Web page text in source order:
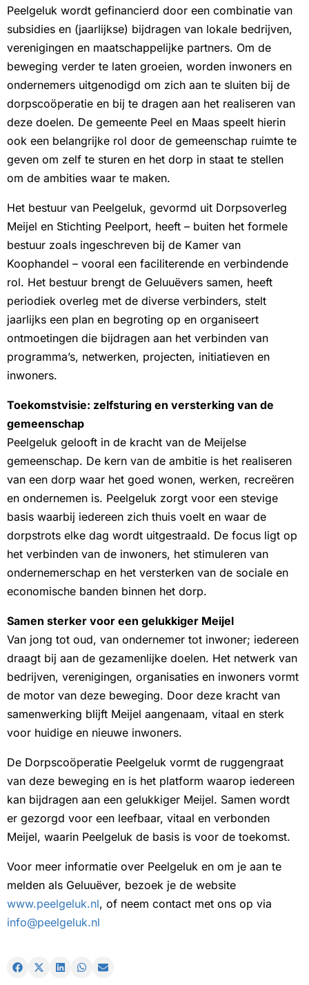
Peelgeluk wordt gefinancierd door een combinatie van
subsidies en (jaarlijkse) bijdragen van lokale bedrijven,
verenigingen en maatschappelijke partners. Om de
beweging verder te laten groeien, worden inwoners en
ondernemers uitgenodigd om zich aan te sluiten bij de
dorpscoöperatie en bij te dragen aan het realiseren van
deze doelen. De gemeente Peel en Maas speelt hierin
ook een belangrijke rol door de gemeenschap ruimte te
geven om zelf te sturen en het dorp in staat te stellen
om de ambities waar te maken.
Het bestuur van Peelgeluk, gevormd uit Dorpsoverleg
Meijel en Stichting Peelport, heeft – buiten het formele
bestuur zoals ingeschreven bij de Kamer van
Koophandel – vooral een faciliterende en verbindende
rol. Het bestuur brengt de Geluuëvers samen, heeft
periodiek overleg met de diverse verbinders, stelt
jaarlijks een plan en begroting op en organiseert
ontmoetingen die bijdragen aan het verbinden van
programma’s, netwerken, projecten, initiatieven en
inwoners.
Toekomstvisie: zelfsturing en versterking van de
gemeenschap
Peelgeluk gelooft in de kracht van de Meijelse
gemeenschap. De kern van de ambitie is het realiseren
van een dorp waar het goed wonen, werken, recreëren
en ondernemen is. Peelgeluk zorgt voor een stevige
basis waarbij iedereen zich thuis voelt en waar de
dorpstrots elke dag wordt uitgestraald. De focus ligt op
het verbinden van de inwoners, het stimuleren van
ondernemerschap en het versterken van de sociale en
economische banden binnen het dorp.
Samen sterker voor een gelukkiger Meijel
Van jong tot oud, van ondernemer tot inwoner; iedereen
draagt bij aan de gezamenlijke doelen. Het netwerk van
bedrijven, verenigingen, organisaties en inwoners vormt
de motor van deze beweging. Door deze kracht van
samenwerking blijft Meijel aangenaam, vitaal en sterk
voor huidige en nieuwe inwoners.
De Dorpscoöperatie Peelgeluk vormt de ruggengraat
van deze beweging en is het platform waarop iedereen
kan bijdragen aan een gelukkiger Meijel. Samen wordt
er gezorgd voor een leefbaar, vitaal en verbonden
Meijel, waarin Peelgeluk de basis is voor de toekomst.
Voor meer informatie over Peelgeluk en om je aan te
melden als Geluuëver, bezoek je de website
www.peelgeluk.nl, of neem contact met ons op via
info@peelgeluk.nl